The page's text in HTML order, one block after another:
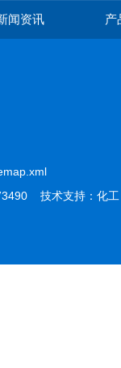
闻资讯 产
技术支持： 化工